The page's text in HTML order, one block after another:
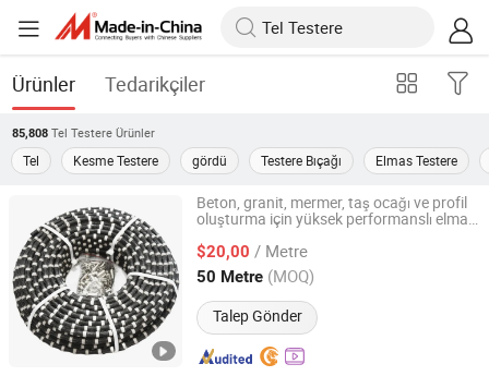
Ürünler Tedarikçiler
85,808 Tel Testere Ürünler
Tel Kesme Testere gördü Testere Bıçağı Elmas Testere
Beton, granit, mermer, taş ocağı ve profil
oluşturma için yüksek performanslı elmas
$20,00 / Metre
50 Metre (MOQ)
Talep Gönder
XIAMEN JOY TECHNOLOGY CO., LTD.
Fujian, China Fiyat 2022